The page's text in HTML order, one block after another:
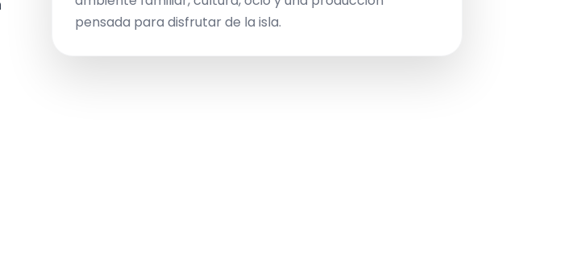
pensada para disfrutar de la isla.